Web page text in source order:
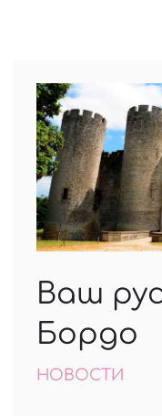
Ваш
Бордо
НОВОСТИ